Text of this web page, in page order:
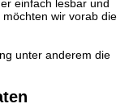
einfach lesbar und
wir vorab die
unter anderem die